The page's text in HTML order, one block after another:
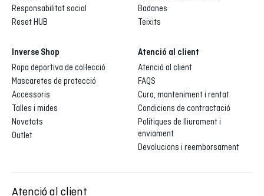
Responsabilitat social
Reset HUB
Badanes
Teixits
Inverse Shop
Ropa deportiva de col·lecció
Mascaretes de protecció
Accessoris
Talles i mides
Novetats
Outlet
Atenció al client
Atenció al client
FAQS
Cura, manteniment i rentat
Condicions de contractació
Polítiques de lliurament i
enviament
Devolucions i reemborsament
Atenció al client